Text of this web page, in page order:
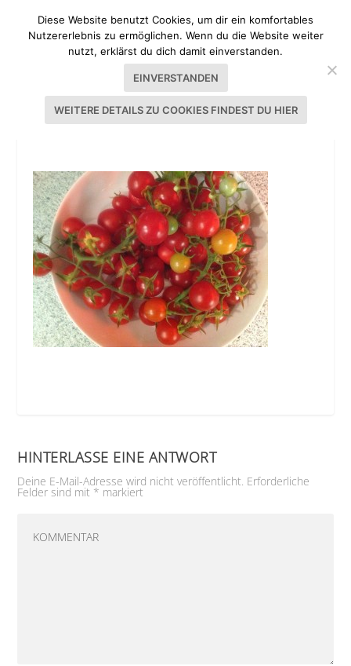
TOMATEN-FOCACCIA
HINTERLASSE EINE ANTWORT
Deine E-Mail-Adresse wird nicht veröffentlicht. Erforderliche
Felder sind mit * markiert
Diese Website benutzt Cookies, um dir ein komfortables
Nutzererlebnis zu ermöglichen. Wenn du die Website weiter
nutzt, erklärst du dich damit einverstanden.
EINVERSTANDEN
WEITERE DETAILS ZU COOKIES FINDEST DU HIER